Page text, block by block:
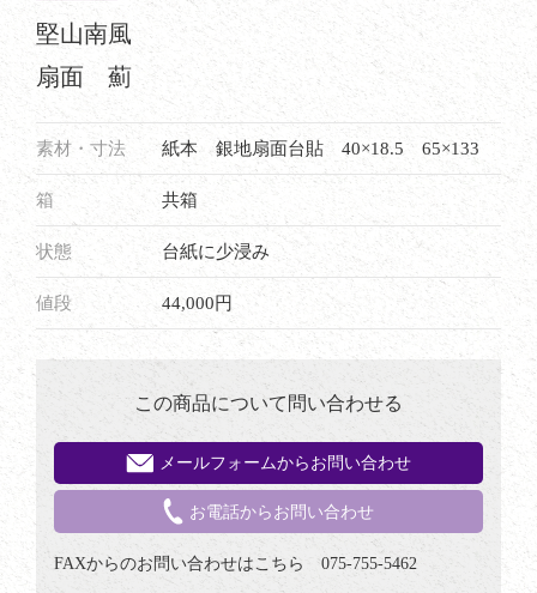
堅山南風
扇面 薊
素材・寸法 紙本 銀地扇面台貼 40×18.5 65×133
箱 共箱
状態 台紙に少浸み
値段 44,000円
この商品について問い合わせる
メールフォームからお問い合わせ
お電話からお問い合わせ
FAXからのお問い合わせはこちら 075-755-5462